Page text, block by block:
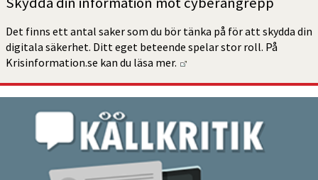
Det finns ett antal saker som du bör tänka på för att skydda din
digitala säkerhet. Ditt eget beteende spelar stor roll. På
Krisinformation.se kan du läsa mer.